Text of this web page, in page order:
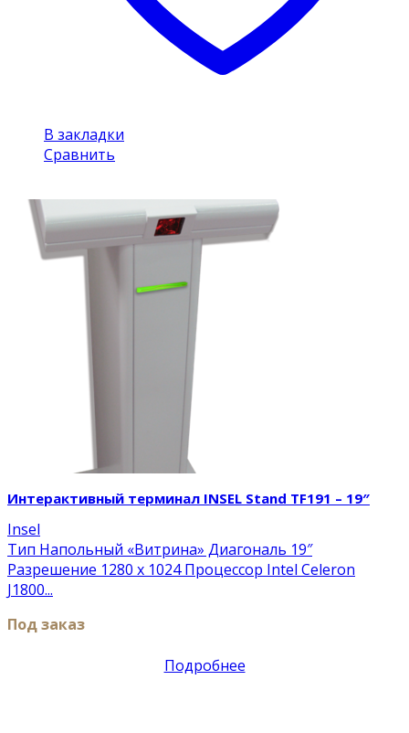
В закладки
Сравнить
Интерактивный терминал INSEL Stand TF191 – 19″
Insel
Тип Напольный «Витрина» Диагональ 19″
Разрешение 1280 x 1024 Процессор Intel Celeron
J1800...
Под заказ
Подробнее